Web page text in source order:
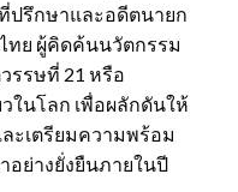
ปรึกษาและอดีตนายก
ไทย ผู้คิดค้นนวัตกรรม
รรษที่ 21 หรือ
วในโลก เพื่อผลักดันให้
ะเตรียมความพร้อม
อย่างยั่งยืนภายในปี